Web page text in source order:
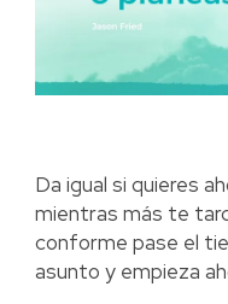
Da igual si quieres
mientras más te
conforme pase el
asunto y empieza